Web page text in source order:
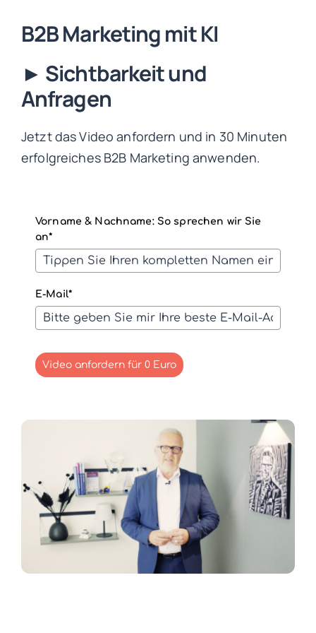
InhaltB2B Marketing mit KI
► Sichtbarkeit und
Anfragen
Jetzt das Video anfordern und in 30 Minuten
erfolgreiches B2B Marketing anwenden.
Vorname & Nachname: So sprechen wir Sie
an*
E-Mail*
Video anfordern für 0 Euro